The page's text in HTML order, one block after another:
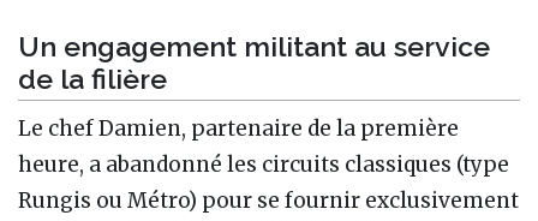
Un engagement militant au service
de la filière
Le chef Damien, partenaire de la première
heure, a abandonné les circuits classiques (type
Rungis ou Métro) pour se fournir exclusivement